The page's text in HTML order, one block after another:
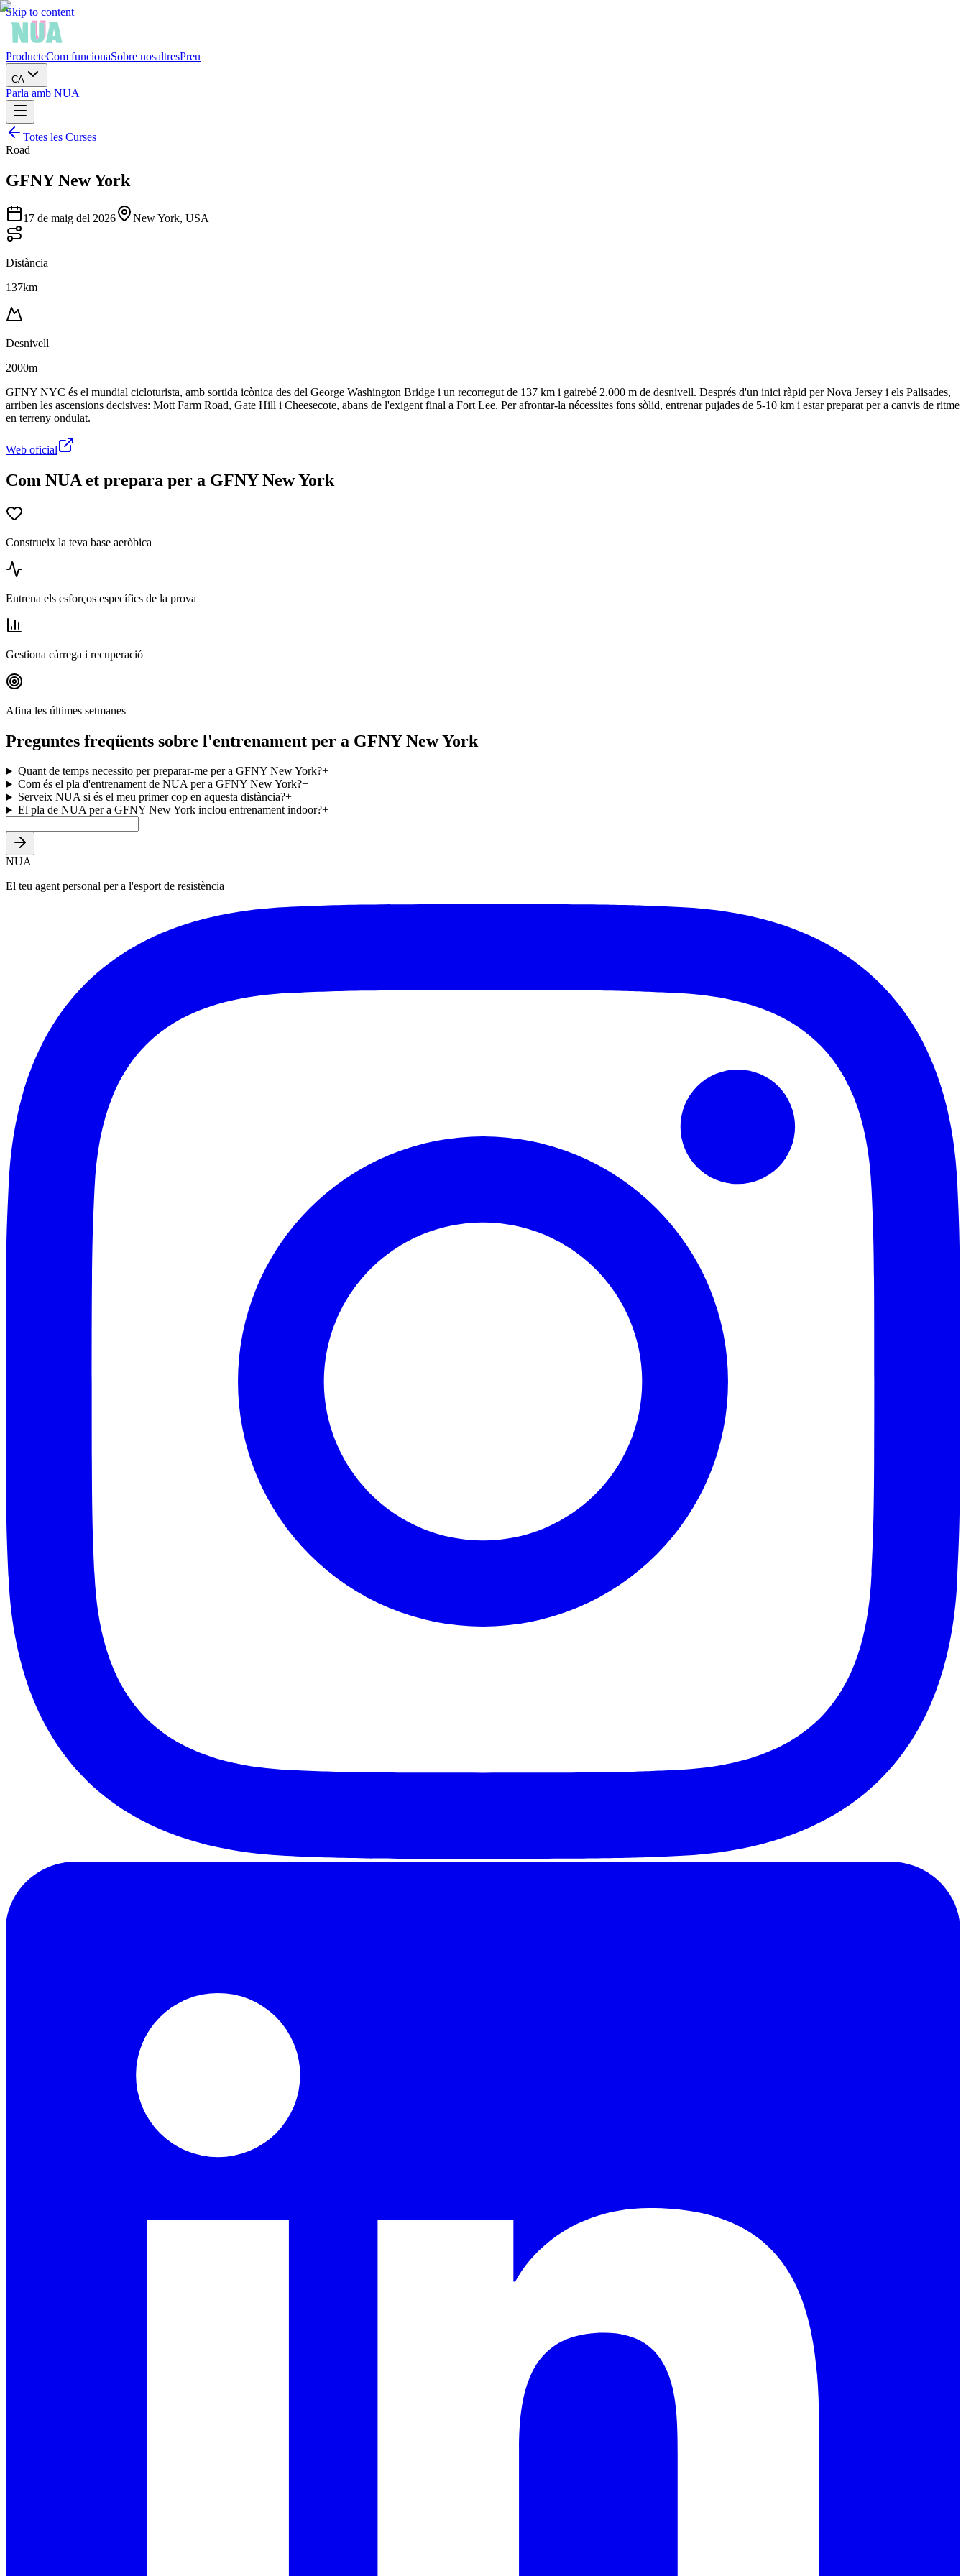
Skip to content
ProducteCom funcionaSobre nosaltresPreu
CA
Parla amb NUA
Totes les Curses
Road
GFNY New York
17 de maig del 2026 New York, USA
Distància
137km
Desnivell
2000m
GFNY NYC és el mundial cicloturista, amb sortida icònica des del George Washington Bridge i un recorregut de 137 km i gairebé 2.000 m de desnivell. Després d'un inici ràpid per Nova Jersey i els Palisades,
arriben les ascensions decisives: Mott Farm Road, Gate Hill i Cheesecote, abans de l'exigent final a Fort Lee. Per afrontar-la nécessites fons sòlid, entrenar pujades de 5-10 km i estar preparat per a canvis de ritme
en terreny ondulat.
Web oficial
Com NUA et prepara per a GFNY New York
Construeix la teva base aeròbica
Entrena els esforços específics de la prova
Gestiona càrrega i recuperació
Afina les últimes setmanes
Preguntes freqüents sobre l'entrenament per a GFNY New York
Quant de temps necessito per preparar-me per a GFNY New York?+
Com és el pla d'entrenament de NUA per a GFNY New York?+
Serveix NUA si és el meu primer cop en aquesta distància?+
El pla de NUA per a GFNY New York inclou entrenament indoor?+
NUA
El teu agent personal per a l'esport de resistència